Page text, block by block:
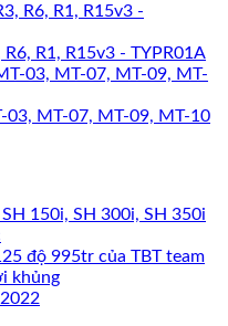
R1, R15v3 - TYPR01A
03, MT-07, MT-09, MT-10
150i, SH 300i, SH 350i
độ 995tr của TBT team
khủng